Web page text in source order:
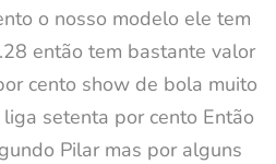
o nosso modelo ele tem
então tem bastante valor
cento show de bola muito
setenta por cento Então
Pilar mas por alguns